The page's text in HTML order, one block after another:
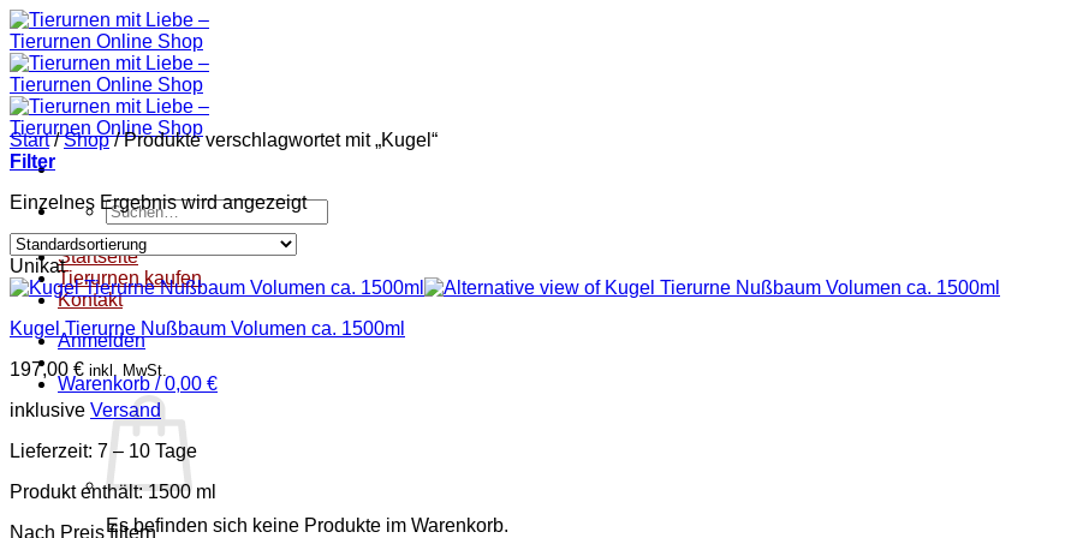
Zum
Inhalt
springen
Suchen
nach:
Startseite
Tierurnen kaufen
Kontakt
Anmelden
Warenkorb /0,00 €
Es befinden sich keine Produkte im Warenkorb.
Start / Shop /Produkte verschlagwortet mit „Kugel“
Filter
Einzelnes Ergebnis wird angezeigt
Unikat
Kugel Tierurne Nußbaum Volumen ca. 1500ml
197,00 € inkl. MwSt.
inklusive Versand
Lieferzeit: 7 – 10 Tage
Produkt enthält: 1500 ml
Nach Preis filtern